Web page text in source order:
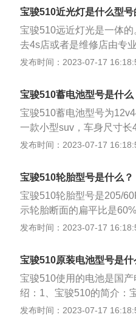
赋予某些新的性能，是润
间： 加机油一般保持在机
中间，如果油量少会降低
工作产生更大的不必要的
宝骏510近光灯是什么型号
宝骏510远近灯光是一体
去4s店或者是维修店由专
速而又简单的工作，但是
直接关系到行车的安全性
灯、转向灯或驻车灯已经
简单，其DIY的成本低于
灯的故障绝不仅限于灯泡
采取专业的诊断技术来分
发布时间：2023-07-17
宝骏510蓄电池型号是什么
宝骏510蓄电池型号为
一款小型suv，车身尺寸
m，油箱容积为45L，车身
的是6挡手动变速箱。前悬
发布时间：2023-07-17
宝骏510轮胎型号是什么？
宝骏510轮胎型号是205/
示轮胎断面的扁平比是
16代表轮辋直径是16英寸
拼音表示，如M-棉帘布，
午线帘布轮胎。速度等级
母A至Z代表轮胎从4.8km/
160km/h；H：210km/h；
格：表示与轮胎相配用的
发布时间：2023-07-17
宝骏510原装电池型号是什
宝骏510使用的电池是国
绍：1、宝骏510的简介：
型SUV，产品经过三年时
发布时间：2023-07-17